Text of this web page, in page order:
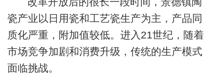
瓷产业以日用瓷和工艺瓷生产为主，产品同
质化严重，附加值较低。进入21世纪，随着
市场竞争加剧和消费升级，传统的生产模式
面临挑战。